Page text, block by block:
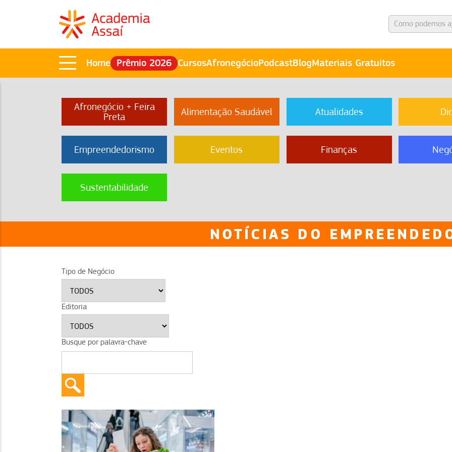
Home Prêmio 2026 CursosAfronegócioPodcastBlogMateriais Gratuitos
Afronegócio + Feira
Preta
Alimentação Saudável Atualidades
Empreendedorismo Eventos Finanças
Sustentabilidade
NOTÍCIAS DO
Tipo de Negócio
Editoria
Busque por palavra-chave